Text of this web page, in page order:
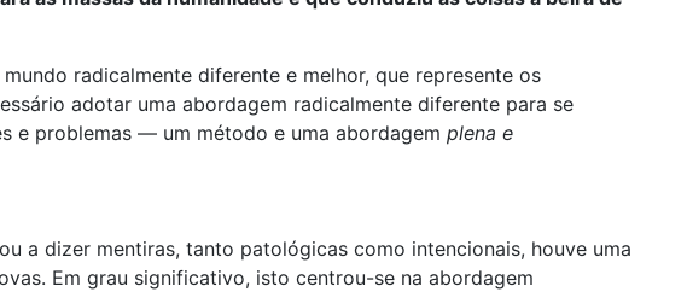
radicalmente diferente e melhor, que represente os
adotar uma abordagem radicalmente diferente para se
e problemas — um método e uma abordagem plena e
a dizer mentiras, tanto patológicas como intencionais, houve uma
Em grau significativo, isto centrou-se na abordagem